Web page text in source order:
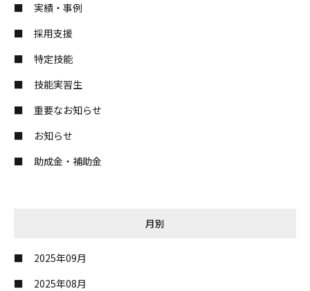
実績・事例
採用支援
特定技能
技能実習生
重要なお知らせ
お知らせ
助成金・補助金
月別
2025年09月
2025年08月